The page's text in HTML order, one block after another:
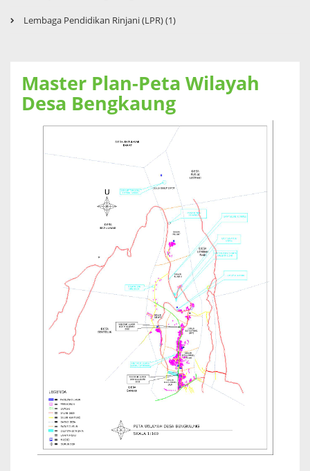
Lembaga Pendidikan Rinjani (LPR) (1)
Master Plan-Peta Wilayah
Desa Bengkaung